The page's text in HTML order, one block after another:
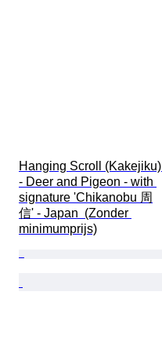
Hanging Scroll (Kakejiku)
- Deer and Pigeon - with
signature 'Chikanobu 周
信' - Japan  (Zonder
minimumprijs)